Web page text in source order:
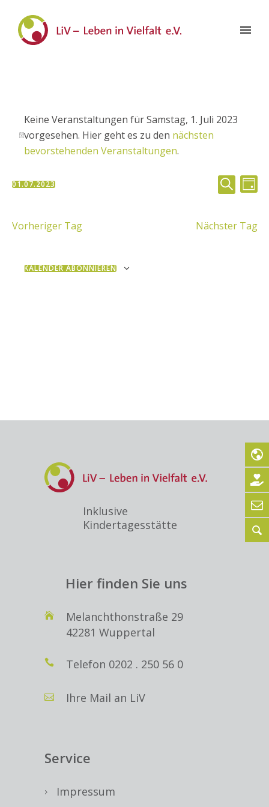
Hinweis
Keine Veranstaltungen für Samstag, 1. Juli 2023
vorgesehen. Hier geht es zu den nächsten
bevorstehenden Veranstaltungen.
Suche
und
SUCHE
TAG
01.07.2023
Vorheriger Tag
Nächster Tag
KALENDER ABONNIEREN
Inklusive
Kindertagesstätte
Hier finden Sie uns
Melanchthonstraße 29
42281 Wuppertal
Telefon 0202 . 250 56 0
Ihre Mail an LiV
Service
Impressum